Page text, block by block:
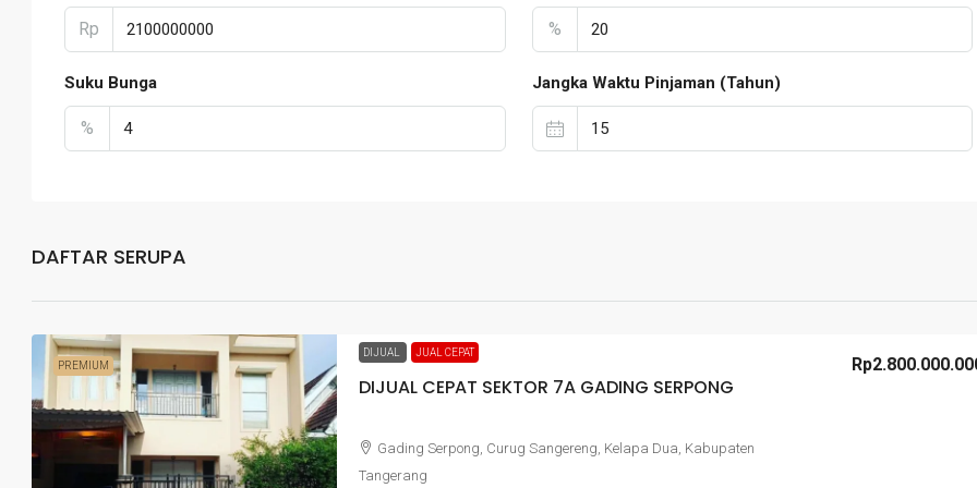
Rp %
Suku Bunga
%
Jangka Waktu Pinjaman (Tahun)
DAFTAR SERUPA
PREMIUM
DIJUAL JUAL CEPAT
DIJUAL CEPAT SEKTOR 7A GADING SERPONG
Gading Serpong, Curug Sangereng, Kelapa Dua, Kabupaten
Tangerang